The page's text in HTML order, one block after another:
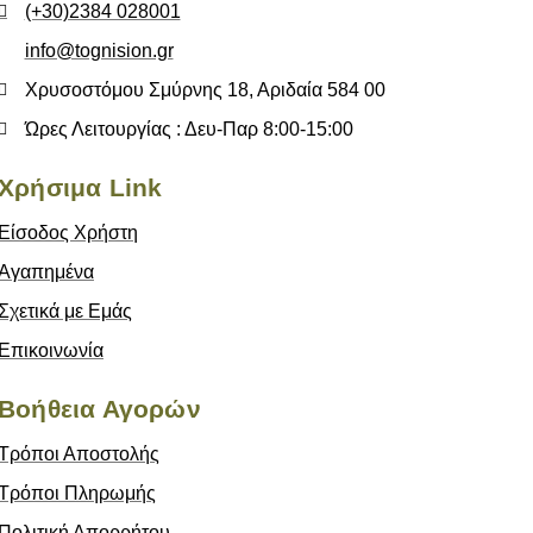
(+30)2384 028001
info@tognision.gr
Χρυσοστόμου Σμύρνης 18, Αριδαία 584 00
Ώρες Λειτουργίας : Δευ-Παρ 8:00-15:00
Link
Χρήστη
με Εμάς
Αγορών
Αποστολής
Πληρωμής